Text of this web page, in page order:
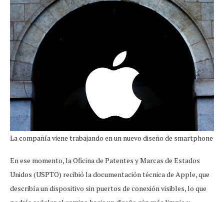
La compañía viene trabajando en un nuevo diseño de smartphone
En ese momento, la Oficina de Patentes y Marcas de Estados
Unidos (USPTO) recibió la documentación técnica de Apple, que
describía un dispositivo sin puertos de conexión visibles, lo que